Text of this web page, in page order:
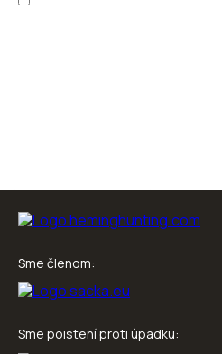
Sme členom:
Sme poistení proti úpadku: